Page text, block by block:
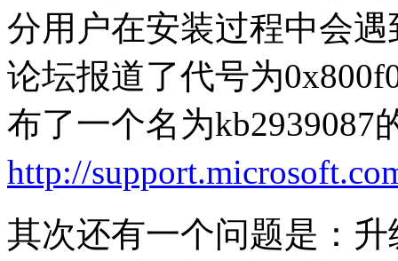
分用户在安装过程中会
论坛报道了代号为
布了一个名为kb2939087
http://
其次还有一个问题是：升